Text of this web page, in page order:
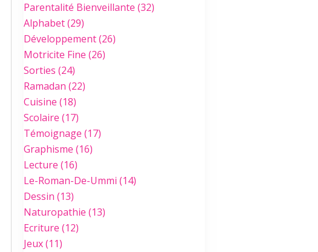
Parentalité Bienveillante (32)
Alphabet(29)
Développement(26)
Motricite Fine (26)
Sorties (24)
Ramadan (22)
Cuisine (18)
Scolaire (17)
Témoignage (17)
Graphisme (16)
Lecture (16)
Le-Roman-De-Ummi (14)
Dessin (13)
Naturopathie (13)
Ecriture (12)
Jeux(11)